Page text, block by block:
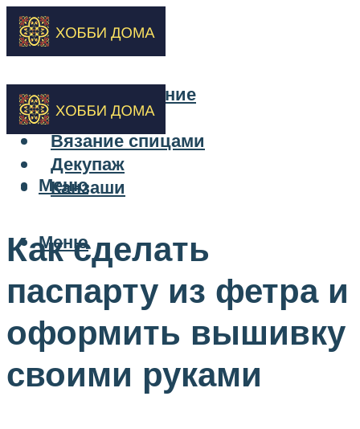
Бисероплетение
Вышивка
Вязание спицами
Декупаж
Канзаши
Меню
Меню
Как сделать
паспарту из фетра и
оформить вышивку
своими руками